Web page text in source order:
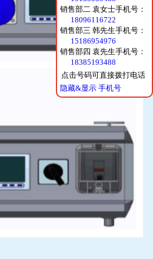
销售部二 袁女士手机号：
18096116722
销售部三 韩先生手机号：
15186954976
销售部四 袁先生手机号：
18385193488
点击号码可直接拨打电话
隐藏&显示 手机号